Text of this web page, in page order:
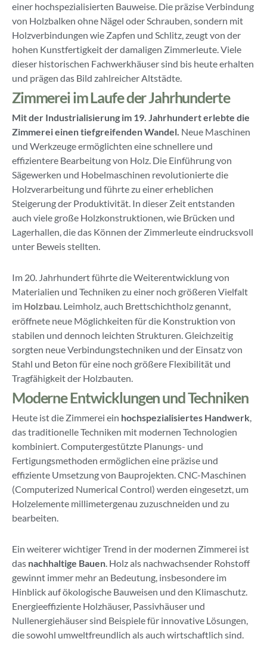
einer hochspezialisierten Bauweise. Die präzise Verbindung
von Holzbalken ohne Nägel oder Schrauben, sondern mit
Holzverbindungen wie Zapfen und Schlitz, zeugt von der
hohen Kunstfertigkeit der damaligen Zimmerleute. Viele
dieser historischen Fachwerkhäuser sind bis heute erhalten
und prägen das Bild zahlreicher Altstädte.
Zimmerei im Laufe der Jahrhunderte
Mit der Industrialisierung im 19. Jahrhundert erlebte die
Zimmerei einen tiefgreifenden Wandel. Neue Maschinen
und Werkzeuge ermöglichten eine schnellere und
effizientere Bearbeitung von Holz. Die Einführung von
Sägewerken und Hobelmaschinen revolutionierte die
Holzverarbeitung und führte zu einer erheblichen
Steigerung der Produktivität. In dieser Zeit entstanden
auch viele große Holzkonstruktionen, wie Brücken und
Lagerhallen, die das Können der Zimmerleute eindrucksvoll
unter Beweis stellten.
Im 20. Jahrhundert führte die Weiterentwicklung von
Materialien und Techniken zu einer noch größeren Vielfalt
im Holzbau . Leimholz, auch Brettschichtholz genannt,
eröffnete neue Möglichkeiten für die Konstruktion von
stabilen und dennoch leichten Strukturen. Gleichzeitig
sorgten neue Verbindungstechniken und der Einsatz von
Stahl und Beton für eine noch größere Flexibilität und
Tragfähigkeit der Holzbauten.
Moderne Entwicklungen und Techniken
Heute ist die Zimmerei ein hochspezialisiertes Handwerk
das traditionelle Techniken mit modernen Technologien
kombiniert. Computergestützte Planungs- und
Fertigungsmethoden ermöglichen eine präzise und
effiziente Umsetzung von Bauprojekten. CNC-Maschinen
(Computerized Numerical Control) werden eingesetzt, um
Holzelemente millimetergenau zuzuschneiden und zu
bearbeiten.
Ein weiterer wichtiger Trend in der modernen Zimmerei ist
das nachhaltige Bauen . Holz als nachwachsender Rohstoff
gewinnt immer mehr an Bedeutung, insbesondere im
Hinblick auf ökologische Bauweisen und den Klimaschutz.
Energieeffiziente Holzhäuser, Passivhäuser und
Nullenergiehäuser sind Beispiele für innovative Lösungen,
die sowohl umweltfreundlich als auch wirtschaftlich sind.